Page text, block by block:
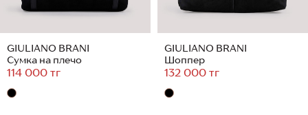
GIULIANO BRANI
Сумка на плечо
114 000 тг
GIULIANO BRANI
Шоппер
132 000 тг